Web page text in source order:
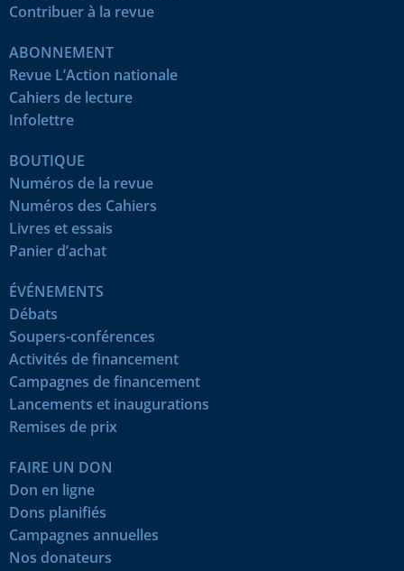
Contribuer à la revue
ABONNEMENT
Revue L’Action nationale
Cahiers de lecture
Infolettre
BOUTIQUE
Numéros de la revue
Numéros des Cahiers
Livres et essais
Panier d’achat
ÉVÉNEMENTS
Débats
Soupers-conférences
Activités de financement
Campagnes de financement
Lancements et inaugurations
Remises de prix
FAIRE UN DON
Don en ligne
Dons planifiés
Campagnes annuelles
Nos donateurs